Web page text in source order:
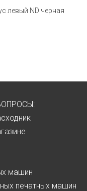
левый ND черная
машин
печатных машин